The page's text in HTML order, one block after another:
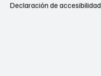
Declaración de accesibilidad